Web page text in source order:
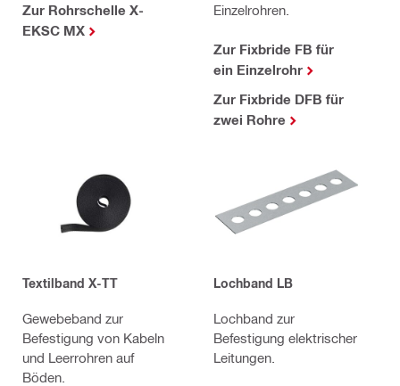
Zur Rohrschelle X-
EKSC MX
Einzelrohren.
Zur Fixbride FB für
ein Einzelrohr
Zur Fixbride DFB für
zwei Rohre
Textilband X-TT
Gewebeband zur
Befestigung von Kabeln
und Leerrohren auf
Böden.
Lochband LB
Lochband zur
Befestigung elektrischer
Leitungen.